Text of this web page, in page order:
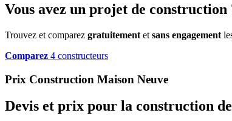
Vous avez un projet de construction
Trouvez et comparez gratuitement et sans engagement
Comparez 4 constructeurs
Prix Construction Maison Neuve
Devis et prix pour la construction